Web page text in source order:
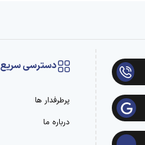
دسترسی سریع
پرطرفدار ها
درباره ما